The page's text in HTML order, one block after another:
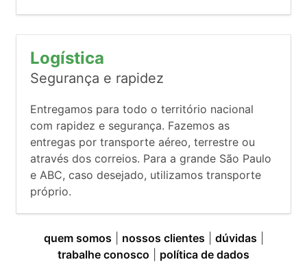
Logística
Segurança e rapidez
Entregamos para todo o território nacional
com rapidez e segurança. Fazemos as
entregas por transporte aéreo, terrestre ou
através dos correios. Para a grande São Paulo
e ABC, caso desejado, utilizamos transporte
próprio.
quem somos nossos clientes dúvidas
trabalhe conosco
política de dados